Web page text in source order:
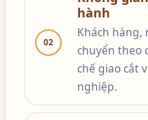
02
hành
Khách hàng,
chuyển theo
chế giao cắt
nghiệp.